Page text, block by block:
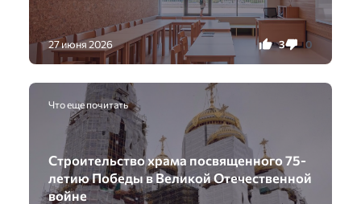
27 июня 2026 3 0
Что еще почитать
Строительство храма посвященного 75-
летию Победы в Великой Отечественной
войне